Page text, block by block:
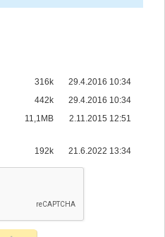
316k
29.4.2016 10:34
442k
29.4.2016 10:34
11,1MB 2.11.2015 12:51
192k 21.6.2022 13:34